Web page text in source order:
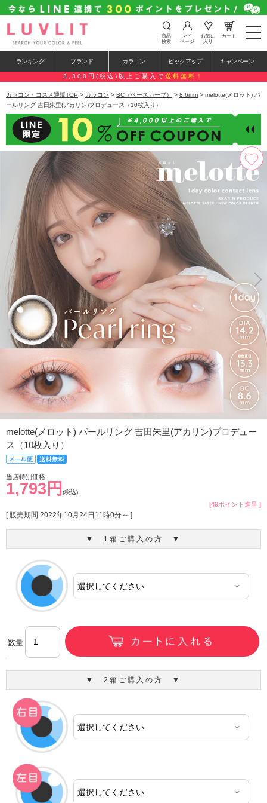
t
o
e
n
a
a
i
o
n
商品
検索
マイ
ページ
お気に
入り
カート
ランキング ブランド カラコン ピックアップ キャンペーン
3,300円(税込)以上ご購入で 送料無料！
カラコン・コスメ通販TOP > カラコン > BC（ベースカーブ） > 8.6mm > melotte(メロット) パ
ールリング 吉田朱里(アカリン)プロデュース（10枚入り）
melotte(メロット) パールリング 吉田朱里(アカリン)プロデュー
ス（10枚入り）
当店特別価格
1,793円 (税込)
[49ポイント進呈 ]
[ 販売期間 2022年10月24日11時0分～ ]
▼ 1箱ご購入の方 ▼
数量
▼ 2箱ご購入の方 ▼